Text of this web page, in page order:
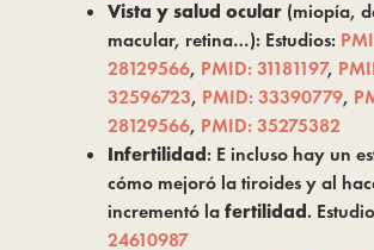
Vista y salud ocular (miopía,
macular, retina…): Estudios:
28129566, PMID: 31181197,
32596723, PMID: 33390779,
28129566, PMID: 35275382
Infertilidad: E incluso hay un
cómo mejoró la tiroides y al
incrementó lafertilidad.
24610987